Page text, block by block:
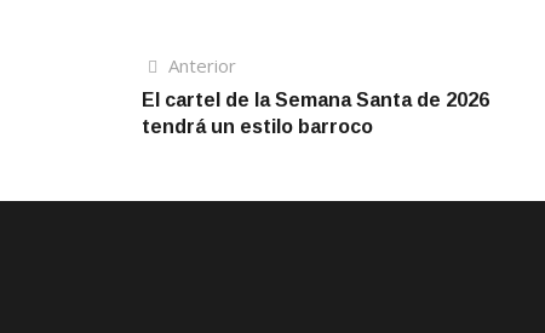
Navegación
de
AnteriorArtículo
anterior
El cartel de la Semana Santa de 2026
tendrá un estilo barroco